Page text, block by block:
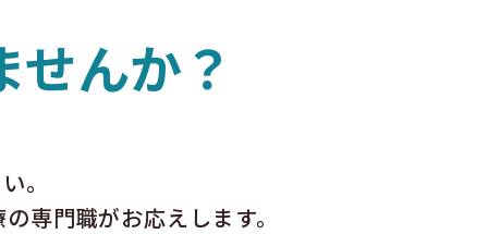
んか？
。
専門職がお応えします。